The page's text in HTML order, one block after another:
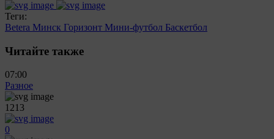
Теги:
Betera Минск Горизонт Мини-футбол Баскетбол
Читайте также
07:00
Разное
1213
0